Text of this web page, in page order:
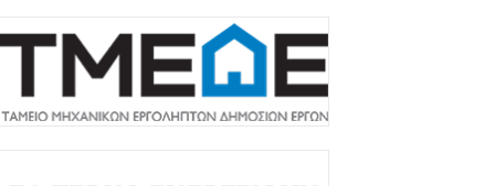
Μηχανισμός: Άνω των 20
ευρώ οι ρυθμίσεις οφειλών από την
λειτουργίας...